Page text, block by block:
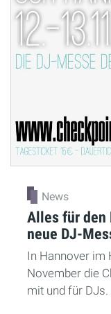
News
Alles für den
neue DJ-
In Hannover im
November die
mit und für DJs.